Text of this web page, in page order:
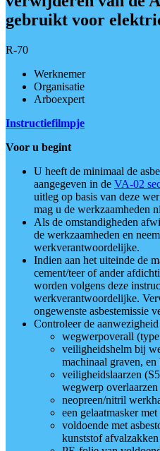
gebruikt voor
R-70
Werknemer
Organisatie
Arboexpert
Instructiefilmpje
Voor u begint
U heeft de minimaal de
aangegeven in de VA-02
uitleg op basis van deze
mag u de werkzaamheden
Als de omstandigheden
de werkzaamheden en
werkverantwoordelijke.
Indien aan het uiteinde de
cement/teer of ander
worden volgens deze
werkverantwoordelijke.
ongewenste asbestemissie
Controleer de
wegwerpoverall
veiligheidshelm bij
machinaal graven,
veiligheidslaarzen
wegwerp overlaarzen
neopreen/nitril
een gelaatmasker
voldoende met
kunststof afvalzakken